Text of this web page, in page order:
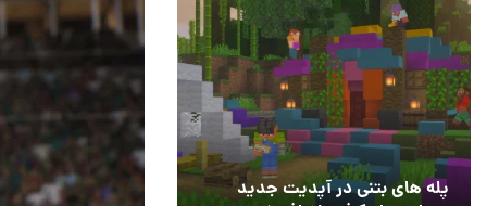
پله های بتنی در آپدیت جدید